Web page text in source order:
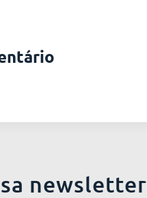
newsletter